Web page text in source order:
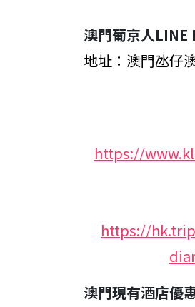
澳門葡京人LINE
地址：澳門氹仔
https://
https://
澳門現有酒店優